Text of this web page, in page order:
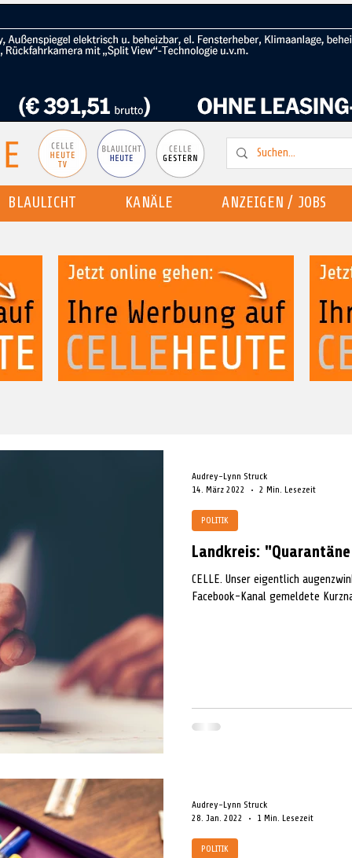
BLAULICHT KANÄLE ANZEIGEN / JOBS
Landkreis:
CELLE. Unser eigentlich
Facebook-Kanal gemeldete
POLITIK
Audrey-Lynn Struck
14. März 2022
2 Min. Lesezeit
POLITIK
Audrey-Lynn Struck
28. Jan. 2022
1 Min. Lesezeit